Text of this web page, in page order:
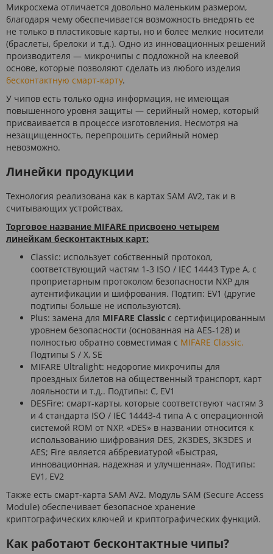
Микросхема отличается довольно маленьким размером,
благодаря чему обеспечивается возможность внедрять ее
не только в пластиковые карты, но и более мелкие носители
(браслеты, брелоки и т.д.). Одно из инновационных решений
производителя — микрочипы с подложной на клеевой
основе, которые позволяют сделать из любого изделия
бесконтактную смарт-карту.
У чипов есть только одна информация, не имеющая
повышенного уровня защиты — серийный номер, который
присваивается в процессе изготовления. Несмотря на
незащищенность, перепрошить серийный номер
невозможно.
Линейки продукции
Технология реализована как в картах SAM AV2, так и в
считывающих устройствах.
Торговое название MIFARE присвоено четырем
линейкам бесконтактных карт:
Classic: использует собственный протокол,
соответствующий частям 1-3 ISO / IEC 14443 Type A, с
проприетарным протоколом безопасности NXP для
аутентификации и шифрования. Подтип: EV1 (другие
подтипы больше не используются).
Plus: замена для MIFARE Classic с сертифицированным
уровнем безопасности (основанная на AES-128) и
полностью обратно совместимая с MIFARE Classic.
Подтипы S / X, SE
MIFARE Ultralight: недорогие микрочипы для
проездных билетов на общественный транспорт, карт
лояльности и т.д.. Подтипы: C, EV1
DESFire: смарт-карты, которые соответствуют частям 3
и 4 стандарта ISO / IEC 14443-4 типа A с операционной
системой ROM от NXP. «DES» в названии относится к
использованию шифрования DES, 2K3DES, 3K3DES и
AES; Fire является аббревиатурой «Быстрая,
инновационная, надежная и улучшенная». Подтипы:
EV1, EV2
Также есть смарт-карта SAM AV2. Модуль SAM (Secure Access
Module) обеспечивает безопасное хранение
криптографических ключей и криптографических функций.
Как работают бесконтактные чипы?